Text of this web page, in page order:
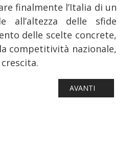
finalmente l’Italia di un
all’altezza delle sfide
delle scelte concrete,
competitività nazionale,
NAVI: GNV ANNUNCIA
ARTICOLO
AVANTI